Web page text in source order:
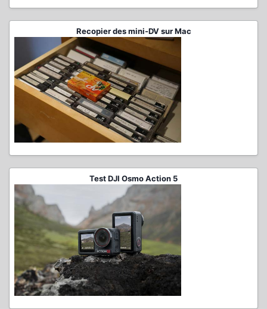
Recopier des mini-DV sur Mac
Test DJI Osmo Action 5